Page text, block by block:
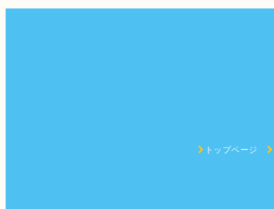
トップページ